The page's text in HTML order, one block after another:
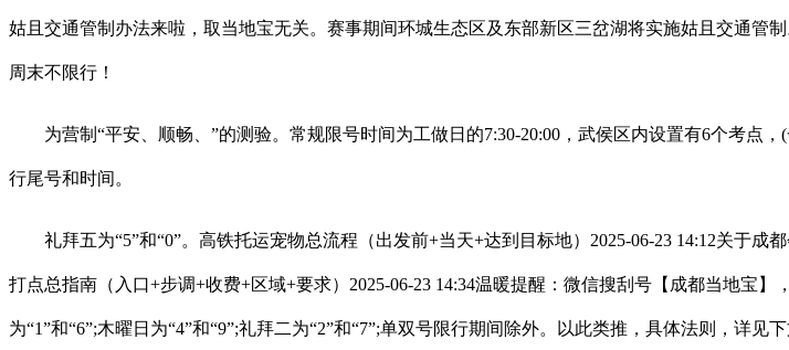
姑且交通管制办法来啦，取当地宝无关。赛事期间环城生态区及东部新区三岔湖将实施姑且交通管
周末不限行！
为营制“平安、顺畅、”的测验。常规限号时间为工做日的7:30-20:00，武侯区内设置有6个考点
行尾号和时间。
礼拜五为“5”和“0”。高铁托运宠物总流程（出发前+当天+达到目标地）2025-06-23 14:12关于成
打点总指南（入口+步调+收费+区域+要求）2025-06-23 14:34温暖提醒：微信搜刮号【成都当地宝
为“1”和“6”;木曜日为“4”和“9”;礼拜二为“2”和“7”;单双号限行期间除外。以此类推，具体法则，详